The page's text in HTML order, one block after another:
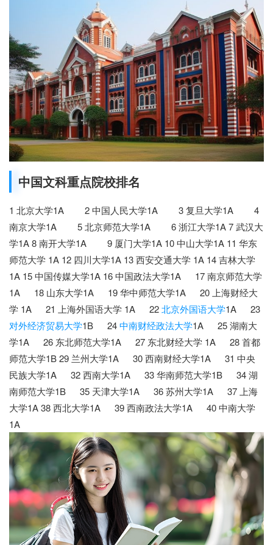
中国文科重点院校排名
1 北京大学1A 2 中国人民大学1A 3 复旦大学1A 4
南京大学1A 5 北京师范大学1A 6 浙江大学1A 7 武汉大
学1A 8 南开大学1A 9 厦门大学1A 10 中山大学1A 11 华东
师范大学 1A 12 四川大学1A 13 西安交通大学 1A 14 吉林大学
1A 15 中国传媒大学1A 16 中国政法大学1A 17 南京师范大学
1A 18 山东大学1A 19 华中师范大学1A 20 上海财经大
学 1A 21 上海外国语大学 1A 22北京外国语大学1A 23
对外经济贸易大学1B 24中南财经政法大学1A 25 湖南大
学1A 26 东北师范大学1A 27 东北财经大学 1A 28 首都
师范大学1B 29 兰州大学1A 30 西南财经大学1A 31 中央
民族大学1A 32 西南大学1A 33 华南师范大学1B 34 湖
南师范大学1B 35 天津大学1A 36 苏州大学1A 37 上海
大学1A 38 西北大学1A 39 西南政法大学1A 40 中南大学
1A